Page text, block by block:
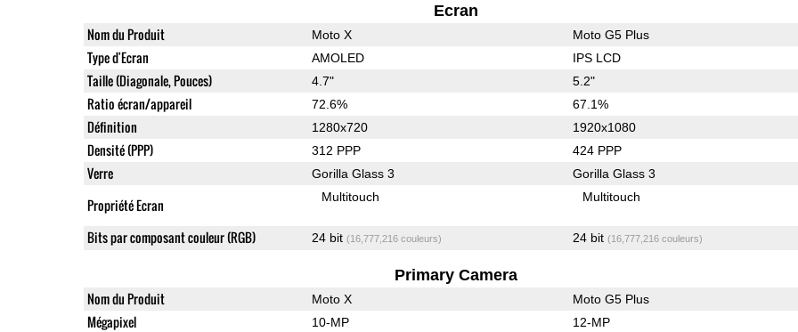
Ecran
Nom du Produit Moto X Moto G5 Plus
Type d'Ecran AMOLED IPS LCD
Taille (Diagonale, Pouces) 4.7" 5.2"
Ratio écran/appareil 72.6% 67.1%
Définition 1280x720 1920x1080
Densité (PPP) 312 PPP 424 PPP
Verre Gorilla Glass 3 Gorilla Glass 3
Propriété Ecran Multitouch Multitouch
Bits par composant couleur (RGB) 24 bit (16,777,216 couleurs) 24 bit (16,777,216 couleurs)
Primary Camera
Nom du Produit Moto X Moto G5 Plus
Mégapixel 10-MP 12-MP